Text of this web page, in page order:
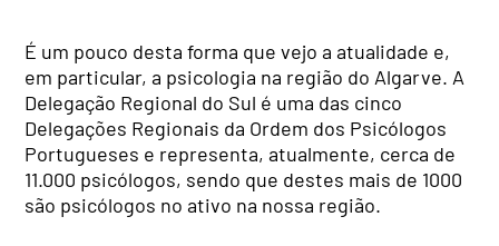
É um pouco desta forma que vejo a atualidade e,
em particular, a psicologia na região do Algarve. A
Delegação Regional do Sul é uma das cinco
Delegações Regionais da Ordem dos Psicólogos
Portugueses e representa, atualmente, cerca de
11.000 psicólogos, sendo que destes mais de 1000
são psicólogos no ativo na nossa região.